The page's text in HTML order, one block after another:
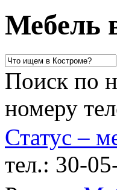
Мебель
Поиск по
номеру
Статус –
тел.: 30-